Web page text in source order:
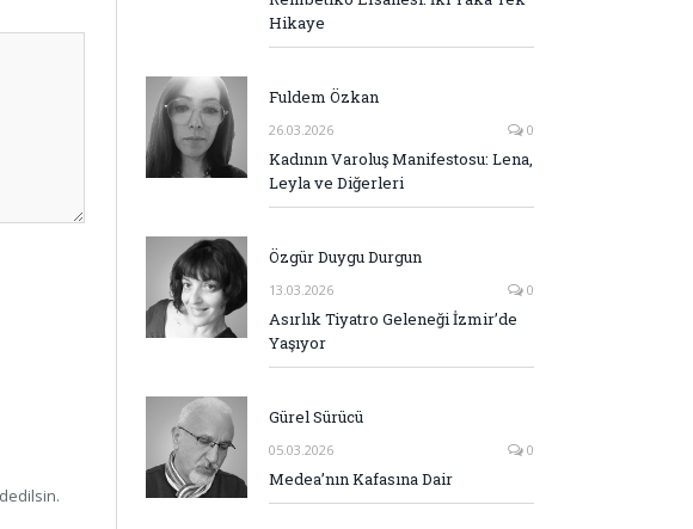
Hikaye
Fuldem Özkan
26.03.2026 0
Kadının Varoluş Manifestosu: Lena,
Leyla ve Diğerleri
Özgür Duygu Durgun
13.03.2026 0
Asırlık Tiyatro Geleneği İzmir’de
Yaşıyor
Gürel Sürücü
05.03.2026 0
Medea’nın Kafasına Dair